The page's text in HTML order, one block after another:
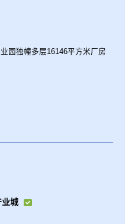
园独幢多层16146平方米厂房
业城